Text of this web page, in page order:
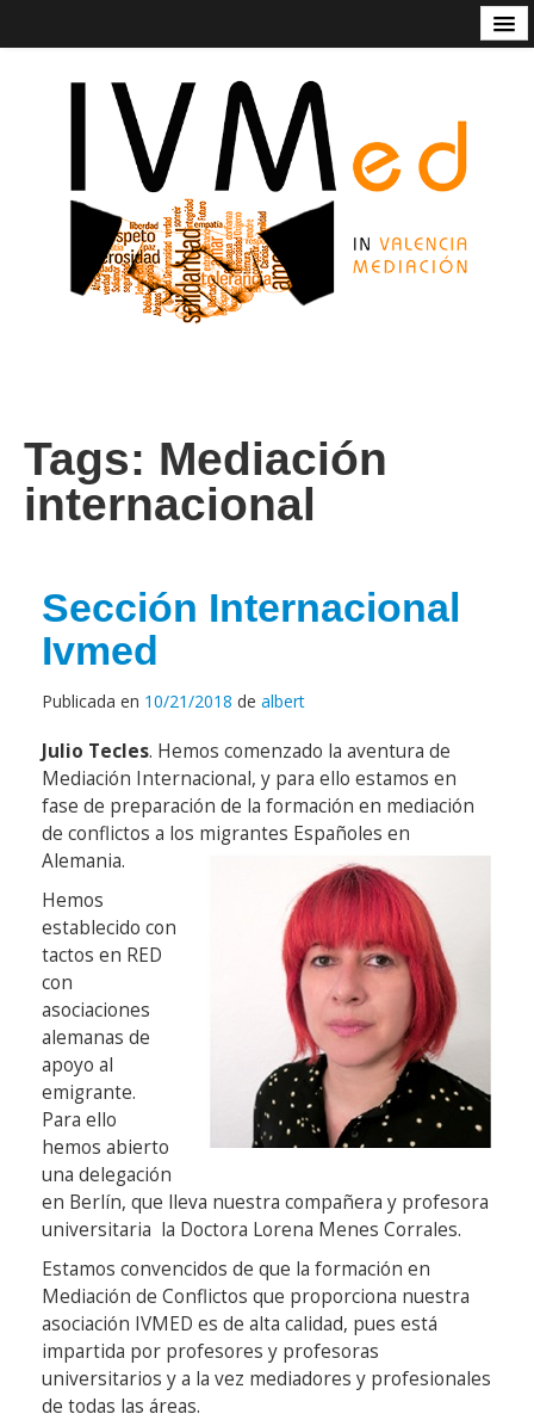
In Valencia Mediación
Listado de mediadoras/res
Nuestros servicios
Socios de honor de Ivmed
Tags: Mediación
internacional
Sección Internacional
Ivmed
Publicada en 10/21/2018 de albert
Julio Tecles. Hemos comenzado la aventura de
Mediación Internacional, y para ello estamos en
fase de preparación de la formación en mediación
de conflictos a los migrantes Españoles en
Alemania.
Hemos
establecido con
tactos en RED
con
asociaciones
alemanas de
apoyo al
emigrante.
Para ello
hemos abierto
una delegación
en Berlín, que lleva nuestra compañera y profesora
universitaria la Doctora Lorena Menes Corrales.
Estamos convencidos de que la formación en
Mediación de Conflictos que proporciona nuestra
asociación IVMED es de alta calidad, pues está
impartida por profesores y profesoras
universitarios y a la vez mediadores y profesionales
de todas las áreas.